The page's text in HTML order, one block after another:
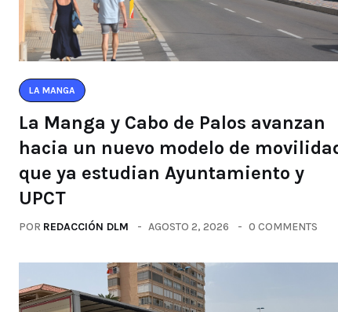
LA MANGA
La Manga y Cabo de Palos avanzan
hacia un nuevo modelo de
que ya estudian Ayuntamiento y
UPCT
POR REDACCIÓN DLM AGOSTO 2, 2026 0 COMMENTS